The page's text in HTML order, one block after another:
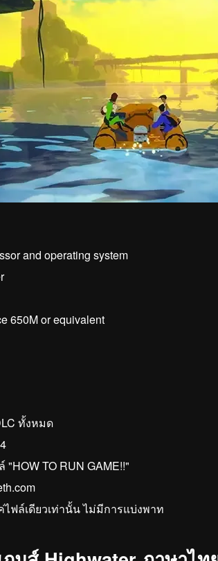
and operating system
650M or equivalent
ทั้งหมด
"HOW TO RUN GAME!!"
ฟล์เดียวเท่านั้น ไม่มีการแบ่งพาท